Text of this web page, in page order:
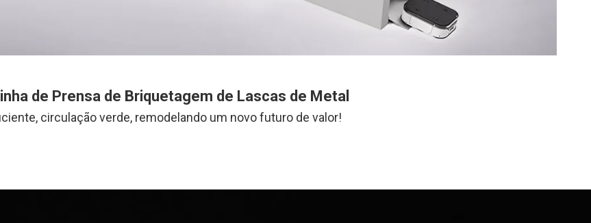
de Prensa de Briquetagem de Lascas de Metal
circulação verde, remodelando um novo futuro de valor!